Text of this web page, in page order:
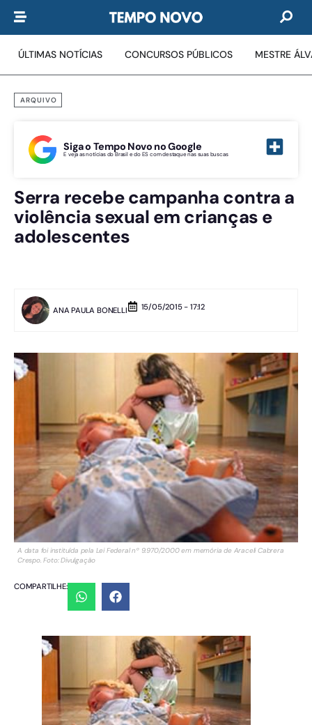
ÚLTIMAS NOTÍCIAS CONCURSOS PÚBLICOS MESTRE
ARQUIVO
Siga o Tempo Novo no Google
E veja as notícias do Brasil e do ES com destaque nas suas buscas
Serra recebe campanha contra a
violência sexual em crianças e
adolescentes
ANA PAULA BONELLI 15/05/2015 - 17:12
A data foi instituída pela Lei Federal nº 9.970/2000 em memória de Araceli Cabrera
Crespo. Foto: Divulgação
COMPARTILHE: